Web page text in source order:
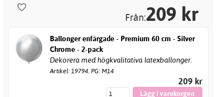
Från:209 kr
Ballonger enfärgade - Premium 60 cm - Silver
Chrome - 2-pack
Dekorera med högkvalitativa latexballonger.
Artikel: 19794. PG: M14
209 kr